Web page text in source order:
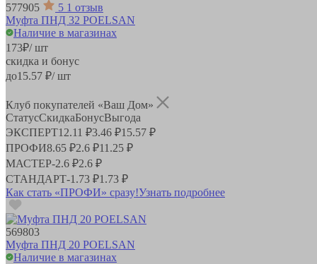
577905 5 1 отзыв
Муфта ПНД 32 POELSAN
Наличие в магазинах
173₽/ шт
скидка и бонус
до15.57 ₽/ шт
Клуб покупателей «Ваш Дом»
СтатусСкидкаБонусВыгода
ЭКСПЕРТ12.11 ₽3.46 ₽15.57 ₽
ПРОФИ8.65 ₽2.6 ₽11.25 ₽
МАСТЕР-2.6 ₽2.6 ₽
СТАНДАРТ-1.73 ₽1.73 ₽
Как стать «ПРОФИ» сразу!Узнать подробнее
569803
Муфта ПНД 20 POELSAN
Наличие в магазинах